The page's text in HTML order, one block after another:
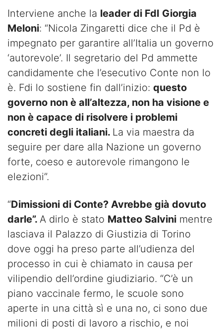
Interviene anche la leader di FdI Giorgia
Meloni: “Nicola Zingaretti dice che il Pd è
impegnato per garantire all’Italia un governo
‘autorevole’. Il segretario del Pd ammette
candidamente che l’esecutivo Conte non lo
è. Fdi lo sostiene fin dall’inizio: questo
governo non è all’altezza, non ha visione e
non è capace di risolvere i problemi
concreti degli italiani. La via maestra da
seguire per dare alla Nazione un governo
forte, coeso e autorevole rimangono le
elezioni”.
“Dimissioni di Conte? Avrebbe già dovuto
darle”. A dirlo è stato Matteo Salvini mentre
lasciava il Palazzo di Giustizia di Torino
dove oggi ha preso parte all’udienza del
processo in cui è chiamato in causa per
vilipendio dell’ordine giudiziario. “C’è un
piano vaccinale fermo, le scuole sono
aperte in una città sì e una no, ci sono due
milioni di posti di lavoro a rischio, e noi